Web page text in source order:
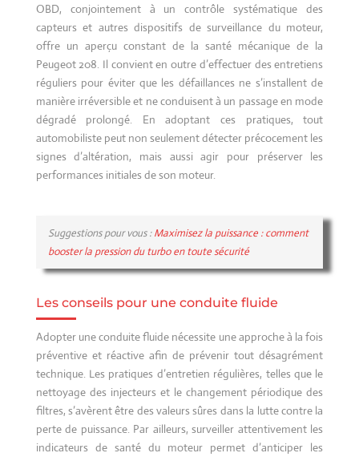
OBD, conjointement à un contrôle systématique des
capteurs et autres dispositifs de surveillance du moteur,
offre un aperçu constant de la santé mécanique de la
Peugeot 208. Il convient en outre d’effectuer des entretiens
réguliers pour éviter que les défaillances ne s’installent de
manière irréversible et ne conduisent à un passage en mode
dégradé prolongé. En adoptant ces pratiques, tout
automobiliste peut non seulement détecter précocement les
signes d’altération, mais aussi agir pour préserver les
performances initiales de son moteur.
Suggestions pour vous :Maximisez la puissance : comment
booster la pression du turbo en toute sécurité
Les conseils pour une conduite fluide
Adopter une conduite fluide nécessite une approche à la fois
préventive et réactive afin de prévenir tout désagrément
technique. Les pratiques d’entretien régulières, telles que le
nettoyage des injecteurs et le changement périodique des
filtres, s’avèrent être des valeurs sûres dans la lutte contre la
perte de puissance. Par ailleurs, surveiller attentivement les
indicateurs de santé du moteur permet d’anticiper les